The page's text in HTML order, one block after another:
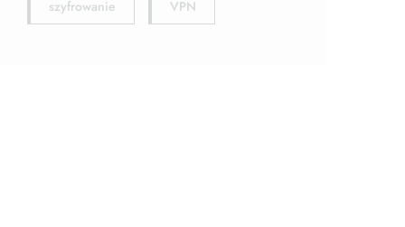
szyfrowanie VPN